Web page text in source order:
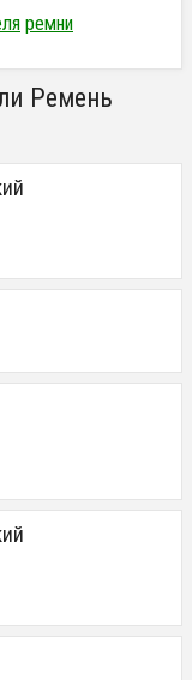
ремни
Ремень